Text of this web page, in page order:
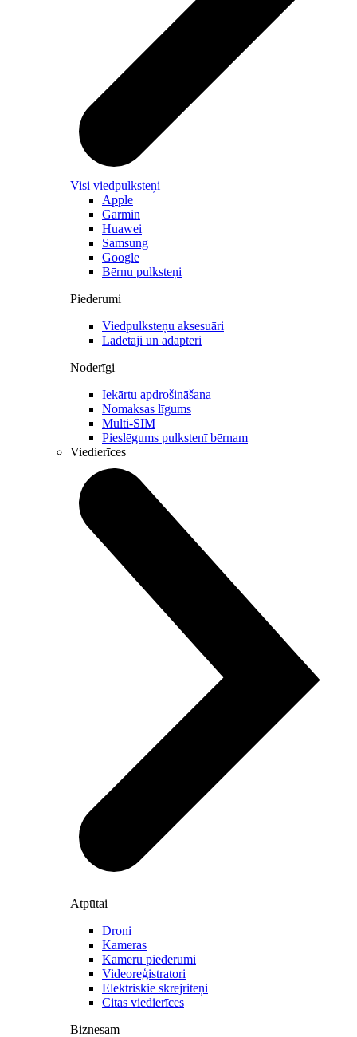
Visi viedpulksteņi
Apple
Garmin
Huawei
Samsung
Google
Bērnu pulksteņi
Piederumi
Viedpulksteņu aksesuāri
Lādētāji un adapteri
Noderīgi
Iekārtu apdrošināšana
Nomaksas līgums
Multi-SIM
Pieslēgums pulkstenī bērnam
Viedierīces
Atpūtai
Droni
Kameras
Kameru piederumi
Videoreģistratori
Elektriskie skrejriteņi
Citas viedierīces
Biznesam